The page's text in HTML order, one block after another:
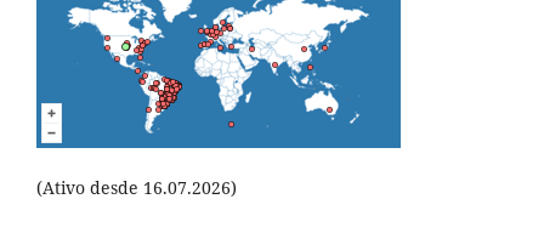
(Ativo desde 16.07.2026)